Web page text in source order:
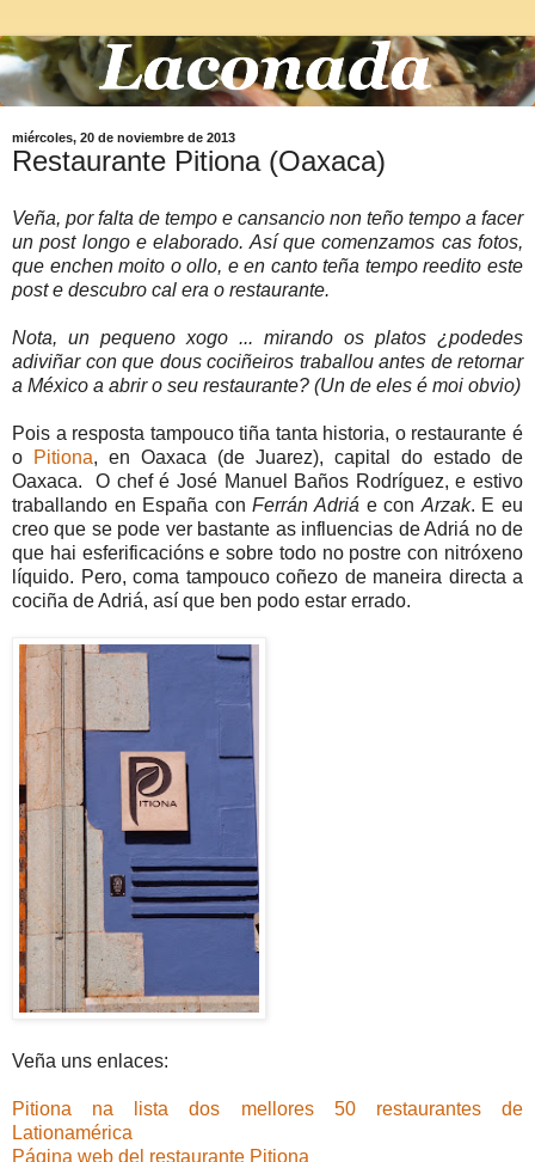
miércoles, 20 de noviembre de 2013
Restaurante Pitiona (Oaxaca)
Veña, por falta de tempo e cansancio non teño tempo a facer
un post longo e elaborado. Así que comenzamos cas fotos,
que enchen moito o ollo, e en canto teña tempo reedito este
post e descubro cal era o restaurante.
Nota, un pequeno xogo ... mirando os platos ¿podedes
adiviñar con que dous cociñeiros traballou antes de retornar
a México a abrir o seu restaurante? (Un de eles é moi obvio)
Pois a resposta tampouco tiña tanta historia, o restaurante é
o
Pitiona, en Oaxaca (de Juarez), capital do estado de
Oaxaca. O chef é José Manuel Baños Rodríguez, e estivo
traballando en España conFerrán Adriá e con Arzak. E eu
creo que se pode ver bastante as influencias de Adriá no de
que hai esferificacións e sobre todo no postre con nitróxeno
líquido. Pero, coma tampouco coñezo de maneira directa a
cociña de Adriá, así que ben podo estar errado.
Veña uns enlaces:
Pitiona na lista dos mellores 50 restaurantes de
Lationamérica
Página web del restaurante Pitiona